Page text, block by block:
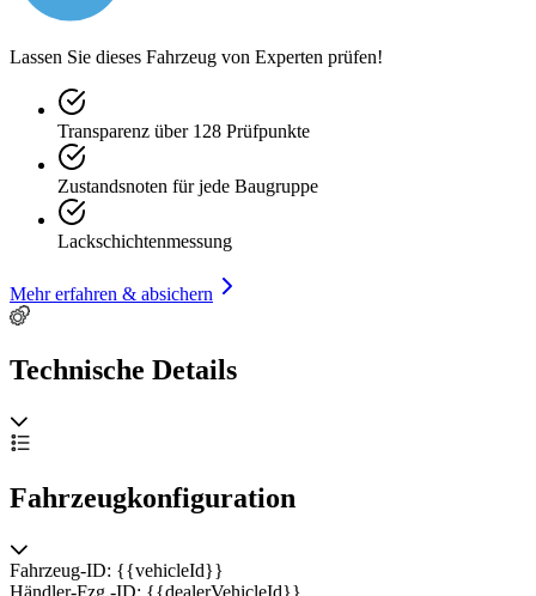
Lassen Sie dieses Fahrzeug von Experten prüfen!
Transparenz über 128 Prüfpunkte
Zustandsnoten für jede Baugruppe
Lackschichtenmessung
Mehr erfahren & absichern
Technische Details
Fahrzeugkonfiguration
Fahrzeug-ID: {{vehicleId}}
Händler-Fzg.-ID: {{dealerVehicleId}}